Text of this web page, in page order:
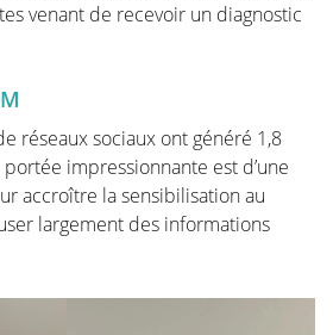
suivi après un
du sein
Life
venant de recevoir un diagnostic
réseaux sociaux ont généré 1,8
impressionnante est d’une
accroître la sensibilisation au
largement des informations